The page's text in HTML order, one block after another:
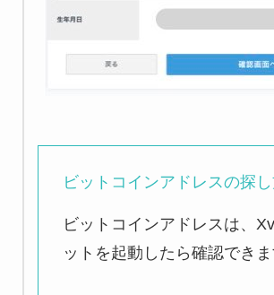
ビットコインアドレスの探
ビットコインアドレスは、
ットを起動したら確認できま